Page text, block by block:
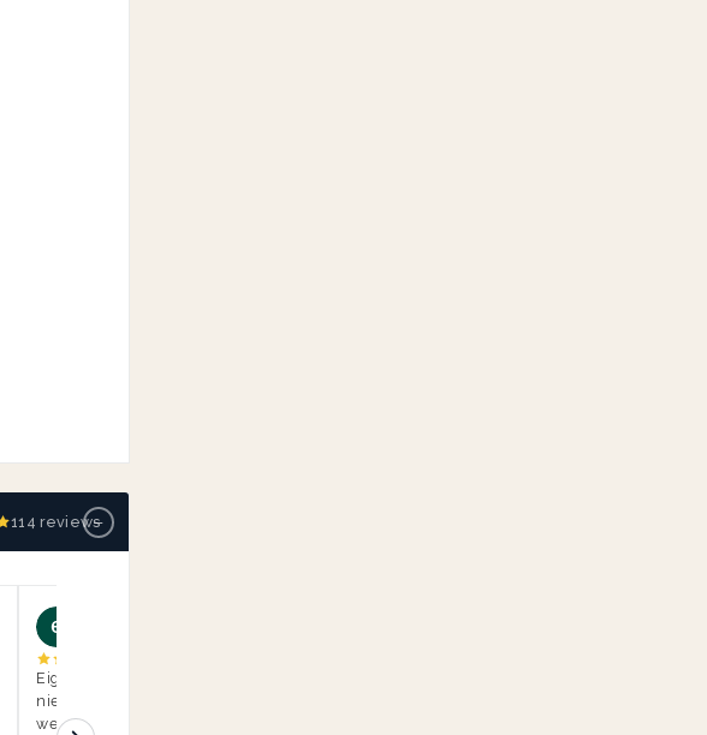
114 reviews−
Eigenlijk moeten we het hier
niet beoordelen, maar houden
we de insidertip liever voor